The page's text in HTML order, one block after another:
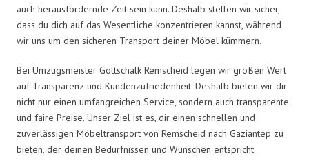
auch herausfordernde Zeit sein kann. Deshalb stellen wir sicher,
dass du dich auf das Wesentliche konzentrieren kannst, während
wir uns um den sicheren Transport deiner Möbel kümmern.
Bei Umzugsmeister Gottschalk Remscheid legen wir großen Wert
auf Transparenz und Kundenzufriedenheit. Deshalb bieten wir dir
nicht nur einen umfangreichen Service, sondern auch transparente
und faire Preise. Unser Ziel ist es, dir einen schnellen und
zuverlässigen Möbeltransport von Remscheid nach Gaziantep zu
bieten, der deinen Bedürfnissen und Wünschen entspricht.